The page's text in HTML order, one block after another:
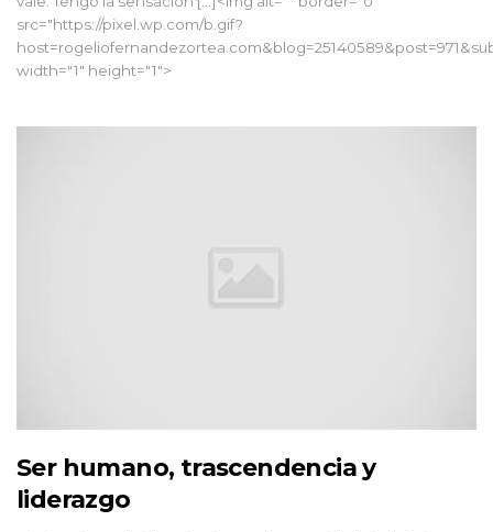
src="https://pixel.wp.com/b.gif?
width="1" height="1">
Ser humano, trascendencia y
liderazgo